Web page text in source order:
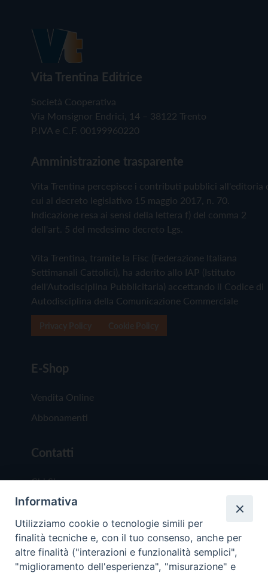
Vita Trentina Editrice
Società Cooperativa
Via Monsignor Endrici, 14 – 38122 Trento
P.IVA e C.F. 00199960220
Amministrazione trasparente
Vita Trentina percepisce i contributi pubblici all'editoria
cui al decreto legislativo 15 maggio 2017, n. 70.
Indicazione resa ai sensi della lettera f) del comma 2
dell'art. 5 del medesimo decreto Lgs.
Vita Trentina, tramite la Fisc (Federazione Italiana
Settimanali Cattolici), ha aderito allo IAP (Istituto
dell'Autodisciplina Pubblicitaria) accettando il Codice di
Autodisciplina della Comunicazione Commerciale
E-Shop
Vendita Online
Abbonamenti
Contatti
Chi Siamo
Redazione
Scrivici
Informativa
Utilizziamo cookie o tecnologie simili per
finalità tecniche e, con il tuo consenso, anche per
altre finalità ("interazioni e funzionalità semplici",
"miglioramento dell'esperienza", "misurazione" e